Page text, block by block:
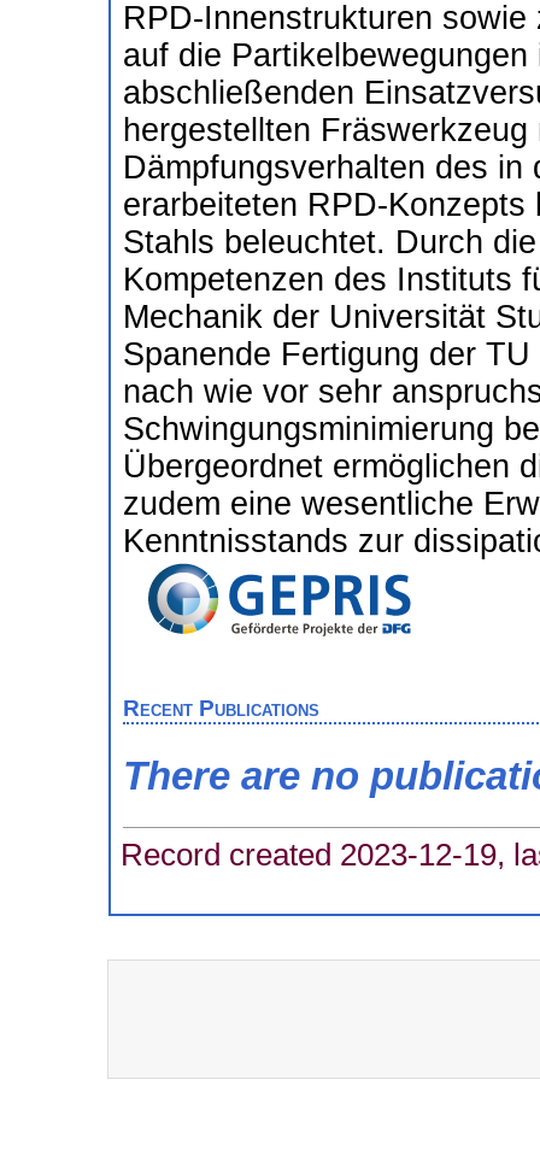
RPD-Innenstrukturen
auf die
abschließenden
hergestellten
Dämpfungsverhalten des in
erarbeiteten RPD-
Stahls beleuchtet. Durch
Kompetenzen des Instituts
Mechanik der Universität
Spanende Fertigung der
nach wie vor sehr
Schwingungsminimierung
Übergeordnet ermöglichen
zudem eine wesentliche
Kenntnisstands zur
Recent Publications
There are no
Record created 2023-12-19,